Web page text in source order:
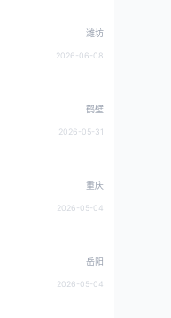
潍坊
2026-06-08
鹤壁
2026-05-31
重庆
2026-05-04
岳阳
2026-05-04